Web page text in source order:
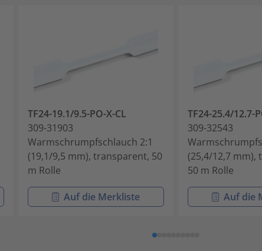
TF24-19.1/9.5-PO-X-CL
309-31903
Warmschrumpfschlauch 2:1
(19,1/9,5 mm), transparent, 50
m Rolle
Auf die Merkliste
TF24-25.4/12.7-
309-32543
(25,4/12,7 mm),
50 m Rolle
Auf die